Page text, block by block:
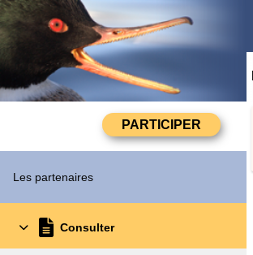
Les partenaires
Consulter